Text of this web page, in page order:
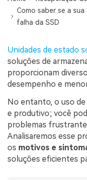
Recoverit
Recupere
Outros
Repairit - Reparar
UBackit - Backup de
Como saber se a
falha da SSD
Unidades de estado
soluções de
proporcionam
desempenho e
No entanto, o uso
e produtivo; você
problemas
Analisaremos esse
os motivos e
soluções eficientes